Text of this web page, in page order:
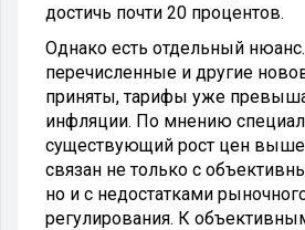
достичь почти 20 процентов.
Однако есть отдельный
перечисленные и другие
приняты, тарифы уже
инфляции. По мнению
существующий рост цен
связан не только с
но и с недостатками
регулирования. К